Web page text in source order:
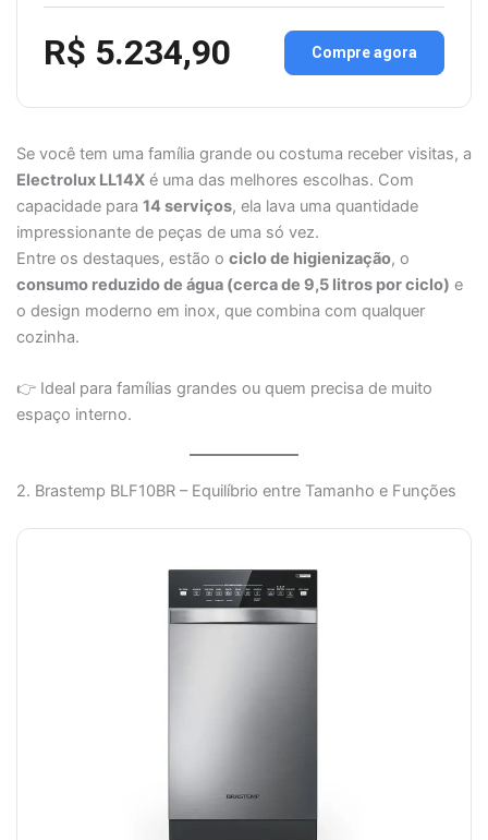
R$ 5.234,90 Compre agora
Se você tem uma família grande ou costuma receber visitas, a
Electrolux LL14Xé uma das melhores escolhas. Com
capacidade para 14 serviços, ela lava uma quantidade
impressionante de peças de uma só vez.
Entre os destaques, estão o ciclo de higienização, o
consumo reduzido de água (cerca de 9,5 litros por ciclo) e
o design moderno em inox, que combina com qualquer
cozinha.
👉 Ideal para famílias grandes ou quem precisa de muito
espaço interno.
2. Brastemp BLF10BR – Equilíbrio entre Tamanho e Funções